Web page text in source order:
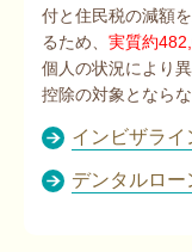
付と住民税の減額
るため、 実質約
個人の状況により
控除の対象となら
インビザラ
デンタルロー